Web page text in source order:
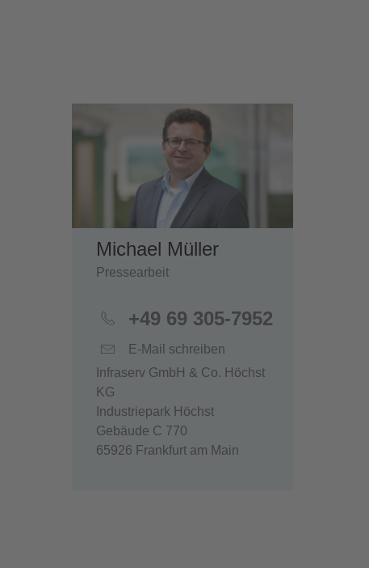
Michael Müller
Pressearbeit
+49 69 305-7952
E-Mail schreiben
Infraserv GmbH & Co. Höchst
KG
Industriepark Höchst
Gebäude C 770
65926 Frankfurt am Main